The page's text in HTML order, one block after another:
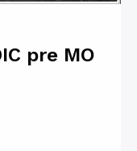
pre MO